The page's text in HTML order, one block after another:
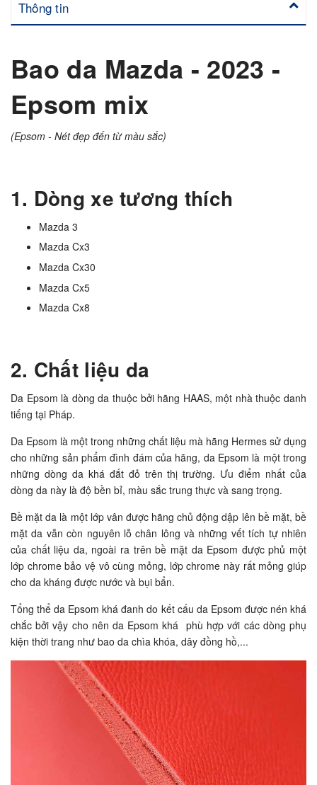
Thông tin
Bao da Mazda - 2023 -
Epsom mix
(Epsom - Nét đẹp đến từ màu sắc)
1. Dòng xe tương thích
Mazda 3
Mazda Cx3
Mazda Cx30
Mazda Cx5
Mazda Cx8
2. Chất liệu da
Da Epsom là dòng da thuộc bởi hãng HAAS, một nhà thuộc danh
tiếng tại Pháp.
Da Epsom là một trong những chất liệu mà hãng Hermes sử dụng
cho những sản phẩm đình đám của hãng, da Epsom là một trong
những dòng da khá đắt đỏ trên thị trường. Ưu điểm nhất của
dòng da này là độ bền bỉ, màu sắc trung thực và sang trọng.
Bề mặt da là một lớp vân được hãng chủ động dập lên bề mặt, bề
mặt da vẫn còn nguyên lỗ chân lông và những vết tích tự nhiên
của chất liệu da, ngoài ra trên bề mặt da Epsom được phủ một
lớp chrome bảo vệ vô cùng mỏng, lớp chrome này rất mỏng giúp
cho da kháng được nước và bụi bẩn.
Tổng thể da Epsom khá đanh do kết cấu da Epsom được nén khá
chắc bởi vậy cho nên da Epsom khá phù hợp với các dòng phụ
kiện thời trang như bao da chìa khóa, dây đồng hồ,...